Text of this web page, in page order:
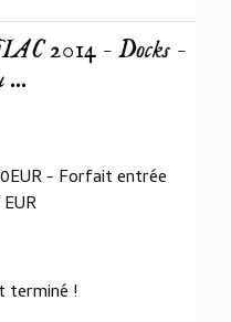
2014 - Docks -
...
- Forfait entrée
terminé !